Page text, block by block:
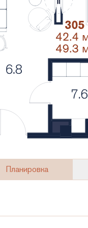
Планировка